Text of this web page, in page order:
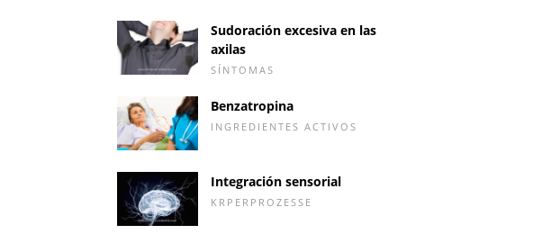
Sudoración excesiva en las
axilas
SÍNTOMAS
Benzatropina
INGREDIENTES ACTIVOS
Integración sensorial
KRPERPROZESSE